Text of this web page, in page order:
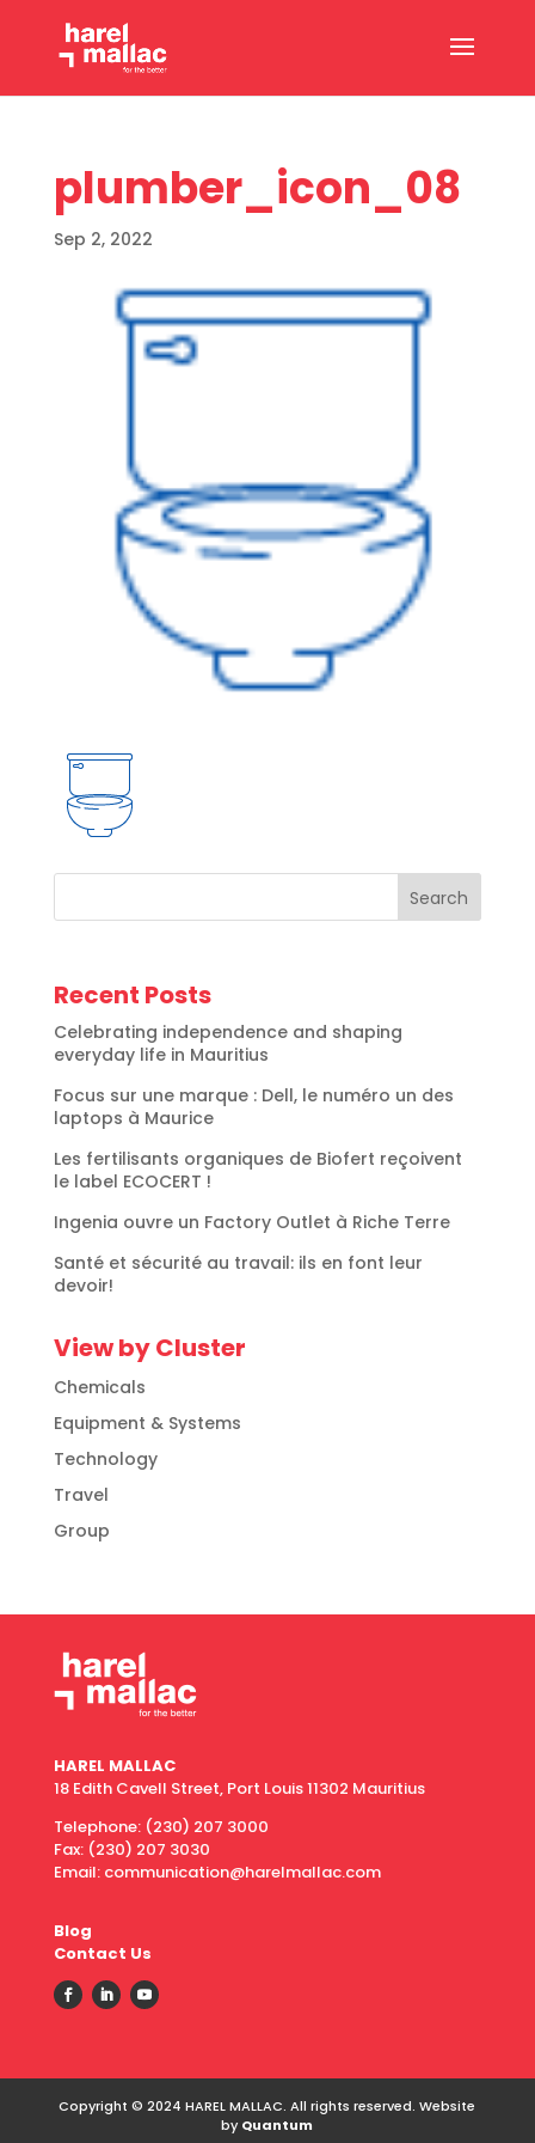
plumber_icon_08
Sep 2, 2022
Search
Recent Posts
Celebrating independence and shaping
everyday life in Mauritius
Focus sur une marque : Dell, le numéro un des
laptops à Maurice
Les fertilisants organiques de Biofert reçoivent
le label ECOCERT !
Ingenia ouvre un Factory Outlet à Riche Terre
Santé et sécurité au travail: ils en font leur
devoir!
View by Cluster
Chemicals
Equipment & Systems
Technology
Travel
Group
HAREL MALLAC
18 Edith Cavell Street, Port Louis 11302 Mauritius
Telephone: (230) 207 3000
Fax: (230) 207 3030
Email: communication@harelmallac.com
Blog
Contact Us
Copyright © 2024 HAREL MALLAC. All rights reserved. Website
by Quantum